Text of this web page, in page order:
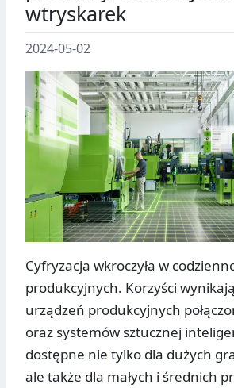
wtryskarek
2024-05-02
Cyfryzacja wkroczyła w
produkcyjnych. Korzyści
urządzeń produkcyjnych
oraz systemów sztucznej
dostępne nie tylko dla dużych
ale także dla małych i średnich